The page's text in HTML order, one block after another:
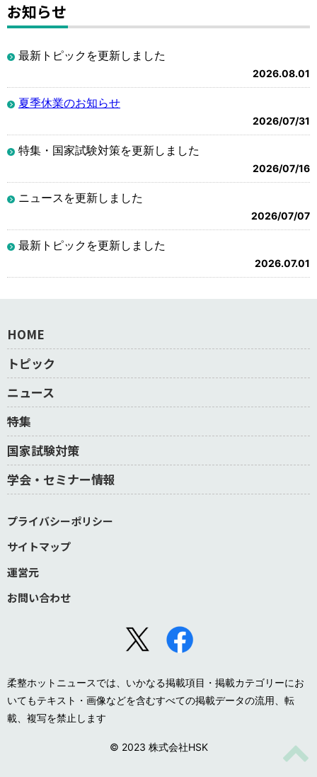
お知らせ
最新トピックを更新しました
2026.08.01
夏季休業のお知らせ
2026/07/31
特集・国家試験対策を更新しました
2026/07/16
ニュースを更新しました
2026/07/07
最新トピックを更新しました
2026.07.01
HOME
トピック
ニュース
特集
国家試験対策
学会・セミナー情報
プライバシーポリシー
サイトマップ
運営元
お問い合わせ
柔整ホットニュースでは、いかなる掲載項目・掲載カテゴリーにお
いてもテキスト・画像などを含むすべての掲載データの流用、転
載、複写を禁止します
© 2023 株式会社HSK